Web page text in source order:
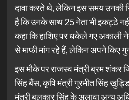
दावा करते थे, लेकिन इस समय उनकी
है कि उनके साथ 25 नेता भी इकट्ठे
कहा कि हाशिए पर धकेले गए अकाली
से माफी मांग रहे हैं, लेकिन अपने किए
इस मौके पर राजस्व मंत्री ब्रम शंकर
सिंह बैंस, कृषि मंत्री गुरमीत सिंह
मंत्री बलकार सिंह के अलावा अन्य